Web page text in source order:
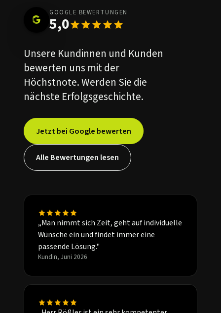
GOOGLE BEWERTUNGEN
5,0
Unsere Kundinnen und Kunden
bewerten uns mit der
Höchstnote. Werden Sie die
nächste Erfolgsgeschichte.
Jetzt bei Google bewerten
Alle Bewertungen lesen
„Man nimmt sich Zeit, geht auf individuelle
Wünsche ein und findet immer eine
passende Lösung."
Kundin, Juni 2026